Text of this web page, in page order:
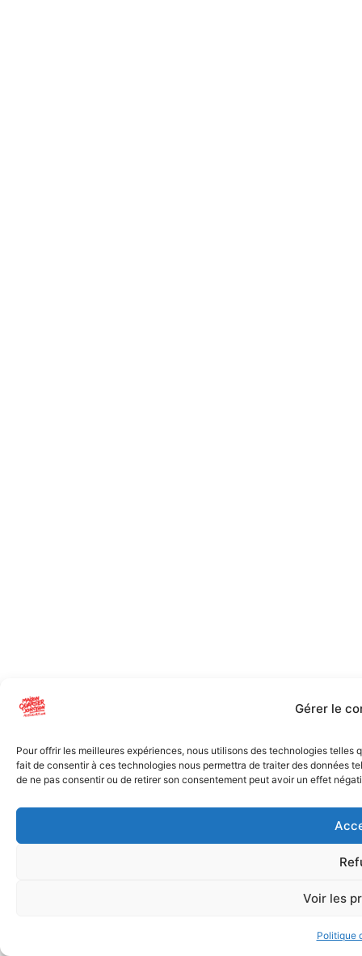
Gérer le
Pour offrir les meilleures expériences, nous utilisons des technologies
fait de consentir à ces technologies nous permettra de traiter des données
de ne pas consentir ou de retirer son consentement peut avoir un effet
Voir les
Politique